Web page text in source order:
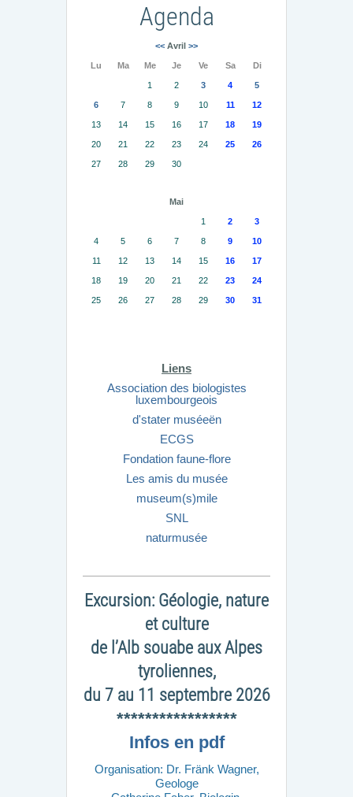
Agenda
<< Avril >>
Lu Ma Me Je Ve Sa Di
1 2 3 4 5
6 7 8 9 10 11 12
13 14 15 16 17 18 19
20 21 22 23 24 25 26
27 28 29 30
Mai
1 2 3
4 5 6 7 8 9 10
11 12 13 14 15 16 17
18 19 20 21 22 23 24
25 26 27 28 29 30 31
Liens
Association des biologistes
luxembourgeois
d'stater muséeën
ECGS
Fondation faune-flore
Les amis du musée
museum(s)mile
SNL
naturmusée
Excursion: Géologie, nature
et culture
de l’Alb souabe aux Alpes
tyroliennes,
du 7 au 11 septembre 2026
*****************
Infos en pdf
Organisation: Dr. Fränk Wagner,
Geologe